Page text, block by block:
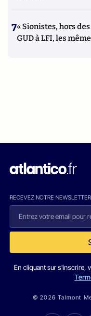
7« Sionistes, hors
GUD à LFI, les
RECEVEZ NOTRE NEWSLETTER
En cliquant sur s'inscrire,
© 2026 Talmont